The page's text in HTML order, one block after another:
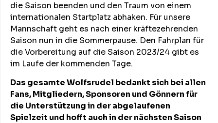
die Saison beenden und den Traum von einem
internationalen Startplatz abhaken. Für unsere
Mannschaft geht es nach einer kräftezehrenden
Saison nun in die Sommerpause. Den Fahrplan für
die Vorbereitung auf die Saison 2023/24 gibt es
im Laufe der kommenden Tage.
Das gesamte Wolfsrudel bedankt sich bei allen
Fans, Mitgliedern, Sponsoren und Gönnern für
die Unterstützung in der abgelaufenen
Spielzeit und hofft auch in der nächsten Saison